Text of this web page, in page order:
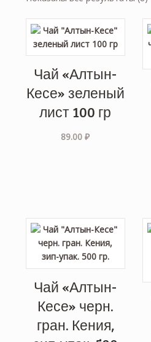
Чай «Алтын-
Кесе» зеленый
лист 100 гр
89.00₽
Чай «Алтын-
Кесе» черн.
гран. Кения,